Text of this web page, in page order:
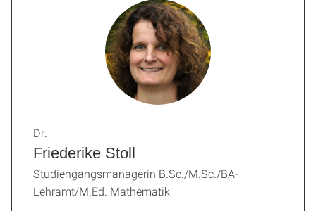
Friederike Stoll
Dr.
Studiengangsmanagerin B.Sc./M.Sc./BA-
Lehramt/M.Ed. Mathematik